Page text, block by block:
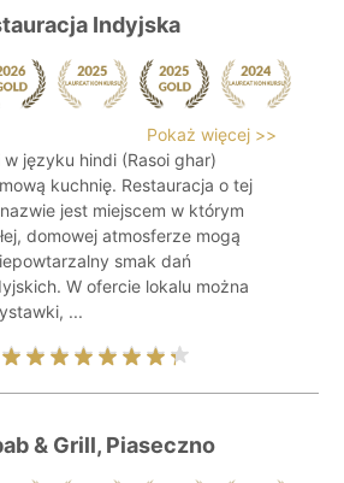
Indyjska
Pokaż więcej >>
w języku hindi (Rasoi ghar)
kuchnię. Restauracja o tej
jest miejscem w którym
domowej atmosferze mogą
smak dań
W ofercie lokalu można
...
& Grill, Piaseczno